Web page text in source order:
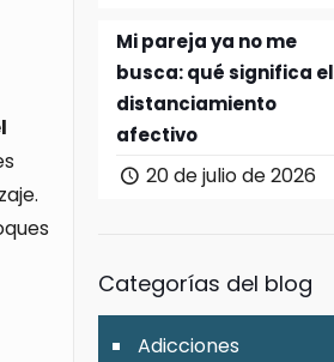
Mi pareja ya no me
busca: qué significa el
distanciamiento
afectivo
20 de julio de 2026
Categorías del blog
Adicciones